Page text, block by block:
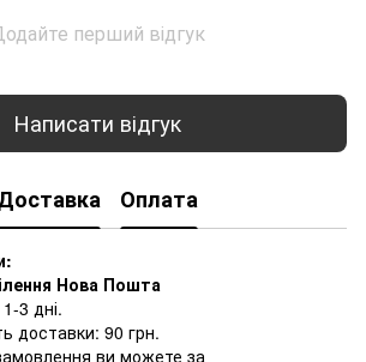
перший відгук
Написати відгук
Оплата
Нова Пошта
3 дні.
доставки: 90 грн.
ви можете за